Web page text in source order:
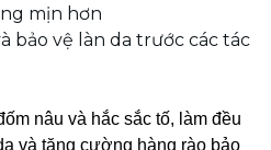
mịn hơn
bảo vệ làn da trước các tác
nâu và hắc sắc tố, làm đều
và tăng cường hàng rào bảo